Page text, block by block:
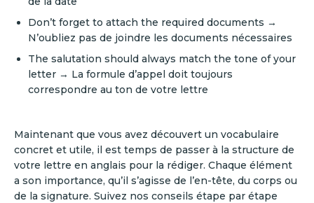
Don’t forget to attach the required documents →
N’oubliez pas de joindre les documents nécessaires
The salutation should always match the tone of your
letter → La formule d’appel doit toujours
correspondre au ton de votre lettre
Maintenant que vous avez découvert un vocabulaire
concret et utile, il est temps de passer à la structure de
votre lettre en anglais pour la rédiger. Chaque élément
a son importance, qu’il s’agisse de l’en-tête, du corps ou
de la signature. Suivez nos conseils étape par étape